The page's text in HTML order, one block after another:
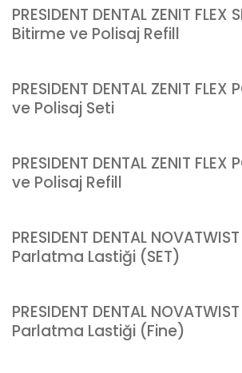
PRESIDENT DENTAL ZENIT FLEX
Bitirme ve Polisaj Refill
PRESIDENT DENTAL ZENIT
ve Polisaj Seti
PRESIDENT DENTAL ZENIT
ve Polisaj Refill
PRESIDENT DENTAL
Parlatma Lastiği (SET)
PRESIDENT DENTAL
Parlatma Lastiği (Fine)